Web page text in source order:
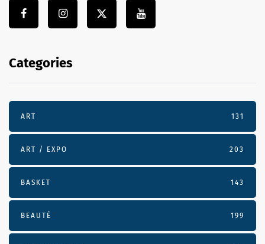
Categories
ART 131
ART / EXPO 203
BASKET 143
BEAUTÉ 199